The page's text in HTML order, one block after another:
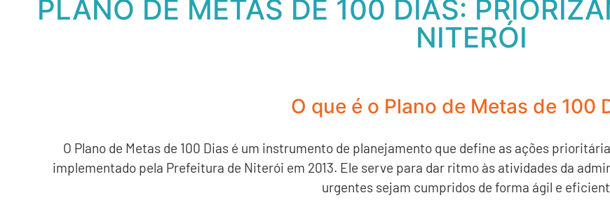
PLANO DE METAS DE 100 DIAS:
NITERÓI
O que é o Plano de Metas de 100
O Plano de Metas de 100 Dias é um instrumento de planejamento que define as ações
implementado pela Prefeitura de Niterói em 2013. Ele serve para dar ritmo às atividades da
urgentes sejam cumpridos de forma ágil e